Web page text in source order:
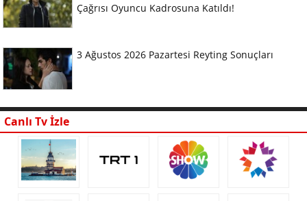
Çağrısı Oyuncu Kadrosuna Katıldı!
3 Ağustos 2026 Pazartesi Reyting Sonuçları
Canlı Tv İzle